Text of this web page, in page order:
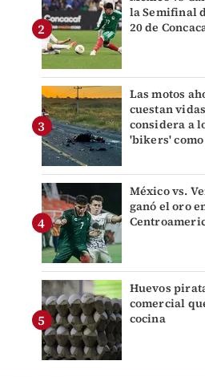
la Semifinal
20 de
Las motos
cuestan
considera a
'bikers'
México vs.
ganó el oro
Huevos
comercial
cocina